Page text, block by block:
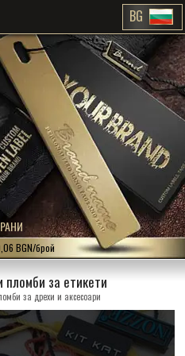
BG
BGN/брой
за етикети
за дрехи и аксесоари